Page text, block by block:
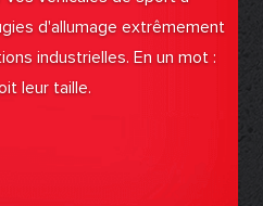
d'allumage extrêmement
industrielles. En un mot :
leur taille.